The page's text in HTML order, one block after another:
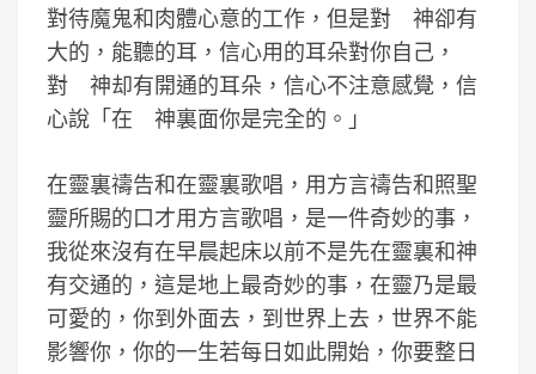
對待魔鬼和肉體心意的工作，但是對 神卻有
大的，能聽的耳，信心用的耳朵對你自己，
對 神却有開通的耳朵，信心不注意感覺，信
心說「在 神裏面你是完全的。」
在靈裏禱告和在靈裏歌唱，用方言禱告和照聖
靈所賜的口才用方言歌唱，是一件奇妙的事，
我從來沒有在早晨起床以前不是先在靈裏和神
有交通的，這是地上最奇妙的事，在靈乃是最
可愛的，你到外面去，到世界上去，世界不能
影響你，你的一生若每日如此開始，你要整日